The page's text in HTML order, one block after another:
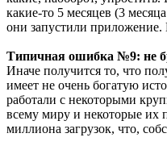
какие-то 5 месяцев (3
они запустили
Типичная ошибка №9: не
Иначе получится то, что
имеет не очень богатую
работали с некоторыми
всему миру и некоторые
миллиона загрузок, что,